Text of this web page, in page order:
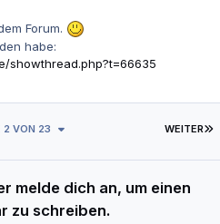
Forum.
habe:
showthread.php?t=66635
WEITER
2 VON 23
melde dich an, um einen
zu schreiben.